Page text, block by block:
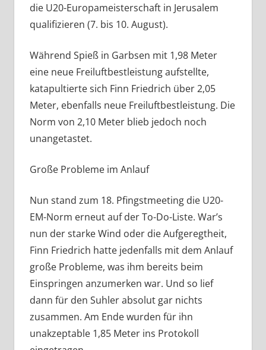
die U20-Europameisterschaft in Jerusalem
qualifizieren (7. bis 10. August).
Während Spieß in Garbsen mit 1,98 Meter
eine neue Freiluftbestleistung aufstellte,
katapultierte sich Finn Friedrich über 2,05
Meter, ebenfalls neue Freiluftbestleistung. Die
Norm von 2,10 Meter blieb jedoch noch
unangetastet.
Große Probleme im Anlauf
Nun stand zum 18. Pfingstmeeting die U20-
EM-Norm erneut auf der To-Do-Liste. War’s
nun der starke Wind oder die Aufgeregtheit,
Finn Friedrich hatte jedenfalls mit dem Anlauf
große Probleme, was ihm bereits beim
Einspringen anzumerken war. Und so lief
dann für den Suhler absolut gar nichts
zusammen. Am Ende wurden für ihn
unakzeptable 1,85 Meter ins Protokoll